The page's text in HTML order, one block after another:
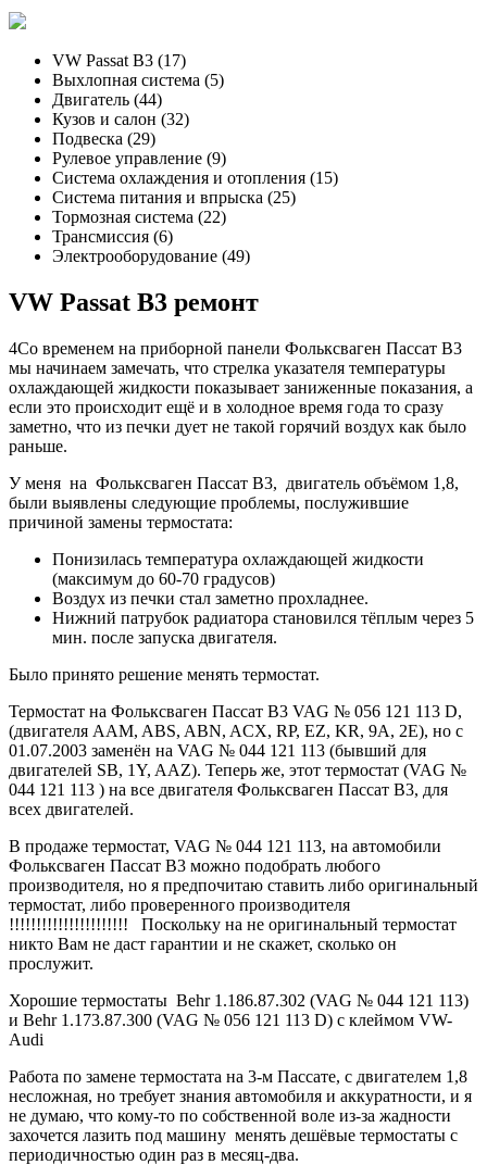
VW Passat B3 (17)
Выхлопная система (5)
Двигатель (44)
Кузов и салон (32)
Подвеска (29)
Рулевое управление (9)
Система охлаждения и отопления (15)
Система питания и впрыска (25)
Тормозная система (22)
Трансмиссия (6)
Электрооборудование (49)
VW Passat B3 ремонт
4Со временем на приборной панели Фольксваген Пассат B3
мы начинаем замечать, что стрелка указателя температуры
охлаждающей жидкости показывает заниженные показания, а
если это происходит ещё и в холодное время года то сразу
заметно, что из печки дует не такой горячий воздух как было
раньше.
У меня на Фольксваген Пассат B3, двигатель объёмом 1,8,
были выявлены следующие проблемы, послужившие
причиной замены термостата:
Понизилась температура охлаждающей жидкости
(максимум до 60-70 градусов)
Воздух из печки стал заметно прохладнее.
Нижний патрубок радиатора становился тёплым через 5
мин. после запуска двигателя.
Было принято решение менять термостат.
Термостат на Фольксваген Пассат В3 VAG № 056 121 113 D,
(двигателя AAM, ABS, ABN, ACX, RP, EZ, KR, 9A, 2E), но с
01.07.2003 заменён на VAG № 044 121 113 (бывший для
двигателей SB, 1Y, AAZ). Теперь же, этот термостат (VAG №
044 121 113 ) на все двигателя Фольксваген Пассат В3, для
всех двигателей.
В продаже термостат, VAG № 044 121 113, на автомобили
Фольксваген Пассат B3 можно подобрать любого
производителя, но я предпочитаю ставить либо оригинальный
термостат, либо проверенного производителя
!!!!!!!!!!!!!!!!!!!!!! Поскольку на не оригинальный термостат
никто Вам не даст гарантии и не скажет, сколько он
прослужит.
Хорошие термостаты Behr 1.186.87.302 (VAG № 044 121 113)
и Behr 1.173.87.300 (VAG № 056 121 113 D) с клеймом VW-
Audi
Работа по замене термостата на 3-м Пассате, с двигателем 1,8
несложная, но требует знания автомобиля и аккуратности, и я
не думаю, что кому-то по собственной воле из-за жадности
захочется лазить под машину менять дешёвые термостаты с
периодичностью один раз в месяц-два.